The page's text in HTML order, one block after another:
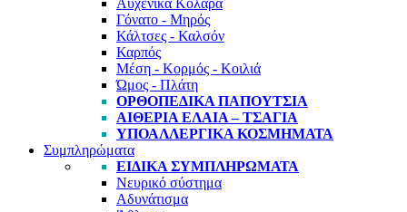
Γόνατο - Μηρός
Κάλτσες - Καλσόν
Καρπός
Μέση - Κορμός - Κοιλιά
Ώμος - Πλάτη
ΟΡΘΟΠΕΔΙΚΆ ΠΑΠΟΎΤΣΙΑ
ΑΙΘΈΡΙΑ ΈΛΑΙΑ – ΤΣΆΓΙΑ
ΥΠΟΑΛΛΕΡΓΙΚΆ ΚΟΣΜΉΜΑΤΑ
Συμπληρώματα
ΕΙΔΙΚΆ ΣΥΜΠΛΗΡΏΜΑΤΑ
Νευρικό σύστημα
Αδυνάτισμα